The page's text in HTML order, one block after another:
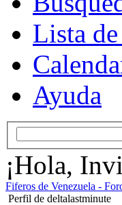
Lista
Ayuda
¡Hola,
Fiferos de Venezuela -
Perfil de deltalastminute